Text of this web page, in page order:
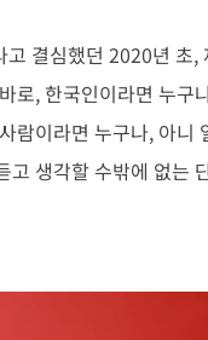
고 결심했던 2020년 초,
로, 한국인이라면 누구
람이라면 누구나, 아니
고 생각할 수밖에 없는